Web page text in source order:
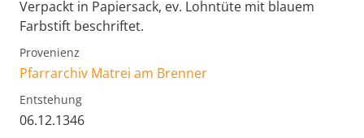
Verpackt in Papiersack, ev. Lohntüte mit blauem
Farbstift beschriftet.
Provenienz
Pfarrarchiv Matrei am Brenner
Entstehung
06.12.1346